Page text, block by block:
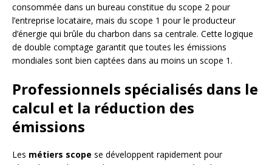
consommée dans un bureau constitue du scope 2 pour
l’entreprise locataire, mais du scope 1 pour le producteur
d’énergie qui brûle du charbon dans sa centrale. Cette logique
de double comptage garantit que toutes les émissions
mondiales sont bien captées dans au moins un scope 1.
Professionnels spécialisés dans le
calcul et la réduction des
émissions
Les métiers scope se développent rapidement pour